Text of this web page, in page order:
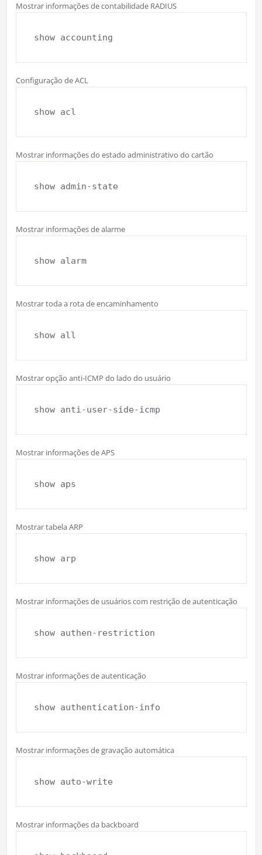
Mostrar informações de contabilidade RADIUS
show accounting
Configuração de ACL
show acl
Mostrar informações do estado administrativo do cartão
show admin-state
Mostrar informações de alarme
show alarm
Mostrar toda a rota de encaminhamento
show all
Mostrar opção anti-ICMP do lado do usuário
show anti-user-side-icmp
Mostrar informações de APS
show aps
Mostrar tabela ARP
show arp
Mostrar informações de usuários com restrição de autenticação
show authen-restriction
Mostrar informações de autenticação
show authentication-info
Mostrar informações de gravação automática
show auto-write
Mostrar informações da backboard